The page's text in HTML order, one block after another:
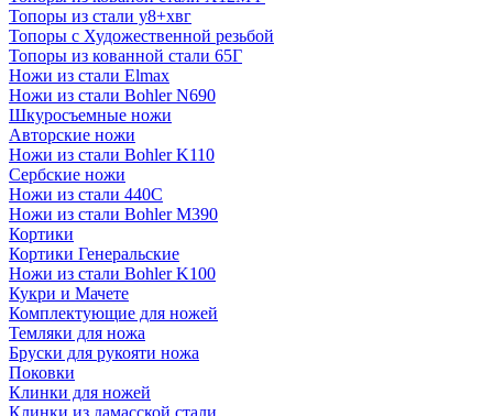
Топоры из стали у8+хвг
Топоры с Художественной резьбой
Топоры из кованной стали 65Г
Ножи из стали Elmax
Ножи из стали Bohler N690
Шкуросъемные ножи
Авторские ножи
Ножи из стали Bohler K110
Сербские ножи
Ножи из стали 440С
Ножи из стали Bohler M390
Кортики
Кортики Генеральские
Ножи из стали Bohler K100
Кукри и Мачете
Комплектующие для ножей
Темляки для ножа
Бруски для рукояти ножа
Поковки
Клинки для ножей
Клинки из дамасской стали